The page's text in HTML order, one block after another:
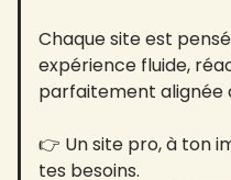
Chaque site est
expérience fluide,
parfaitement alignée
👉 Un site pro, à ton
tes besoins.